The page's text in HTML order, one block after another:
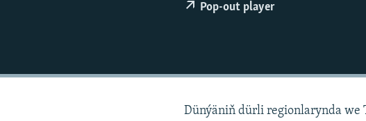
Pop-out player
Dünýäniň dürli regionlarynda we